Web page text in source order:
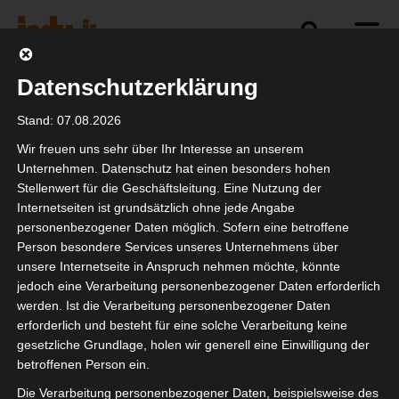
Selbstständigkeit
Event-Branche will
Vorreiter im Kampf
gegen Corona sein
Datenschutzerklärung
Stand: 07.08.2026
Wir freuen uns sehr über Ihr Interesse an unserem
Unternehmen. Datenschutz hat einen besonders hohen
Stellenwert für die Geschäftsleitung. Eine Nutzung der
Internetseiten ist grundsätzlich ohne jede Angabe
personenbezogener Daten möglich. Sofern eine betroffene
Person besondere Services unseres Unternehmens über
unsere Internetseite in Anspruch nehmen möchte, könnte
jedoch eine Verarbeitung personenbezogener Daten erforderlich
werden. Ist die Verarbeitung personenbezogener Daten
erforderlich und besteht für eine solche Verarbeitung keine
gesetzliche Grundlage, holen wir generell eine Einwilligung der
betroffenen Person ein.
Die Verarbeitung personenbezogener Daten, beispielsweise des